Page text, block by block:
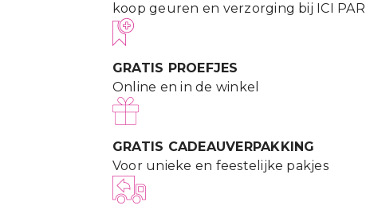
koop geuren en verzorging bij ICI
GRATIS PROEFJES
Online en in de winkel
GRATIS CADEAUVERPAKKING
Voor unieke en feestelijke pakjes